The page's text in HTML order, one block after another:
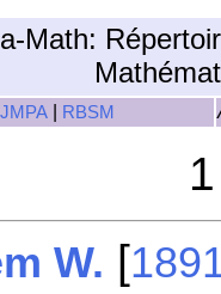
Math:
JMPA RBSM
W. [